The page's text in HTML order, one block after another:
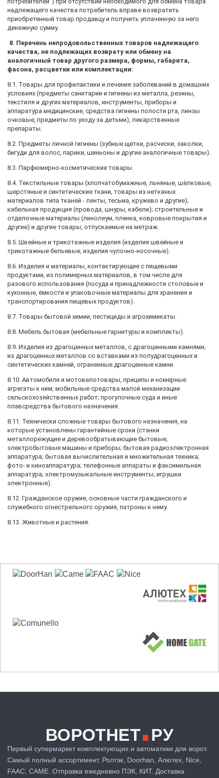
надлежащего качества потребитель вправе возвратить
приобретенный товар продавцу и получить уплаченную за него
денежную сумму.
8. Перечень непродовольственных товаров надлежащего
качества, не подлежащих возврату или обмену на
аналогичный товар другого размера, формы, габарита,
фасона, расцветки или комплектации:
8.1. Товары для профилактики и лечения заболеваний в домашних
условиях (предметы санитарии и гигиены из металла, резины,
текстиля и других материалов, инструменты, приборы и
аппаратура медицинские, средства гигиены полости рта, линзы
очковые, предметы по уходу за детьми), лекарственные
препараты.
8.2. Предметы личной гигиены (зубные щетки, расчески, заколки,
бигуди для волос, парики, шиньоны и другие аналогичные товары).
8.3. Парфюмерно-косметические товары.
8.4. Текстильные товары (хлопчатобумажные, льняные, шёлковые,
шерстяные и синтетические ткани, товары из нетканых
материалов типа тканей - ленты, тесьма, кружево и другие);
кабельная продукция (провода, шнуры, кабели); строительные и
отделочные материалы (линолеум, пленка, ковровые покрытия и
другие) и другие товары, отпускаемые на метраж.
8.5. Швейные и трикотажные изделия (изделия швейные и
трикотажные бельевые, изделия чулочно-носочные).
8.6. Изделия и материалы, контактирующие с пищевыми
продуктами, из полимерных материалов, в том числе для
разового использования (посуда и принадлежности столовые и
кухонные, ёмкости и упаковочные материалы для хранения и
транспортирования пищевых продуктов).
8.7. Товары бытовой химии, пестициды и агрохимикаты.
8.8. Мебель бытовая (мебельные гарнитуры и комплекты).
8.9. Изделия из драгоценных металлов, с драгоценными камнями,
из драгоценных металлов со вставками из полудрагоценных и
синтетических камней, ограненные драгоценные камни.
8.10. Автомобили и мотовелотовары, прицепы и номерные
агрегаты к ним; мобильные средства малой механизации
сельскохозяйственных работ; прогулочные суда и иные
плавсредства бытового назначения.
8.11. Технически сложные товары бытового назначения, на
которые установлены гарантийные сроки (станки
металлорежущие и деревообратывающие бытовые;
электробытовые машины и приборы; бытовая радиоэлектронная
аппаратура; бытовая вычислительная и множительная техника;
фото- и киноаппаратура; телефонные аппараты и факсимильная
аппаратура; электромузыкальные инструменты; игрушки
электронные).
8.12. Гражданское оружие, основные части гражданского и
служебного огнестрельного оружия, патроны к нему.
8.13. Животные и растения.
ВОРОТНЕТ.РУ
Первый супермаркет комплектующих и автоматики для ворот.
Самый полный ассортимент. Ролтэк, Doorhan, Алютех, Nice,
FAAC, CAME. Отправка ежедневно ПЭК, КИТ. Доставка